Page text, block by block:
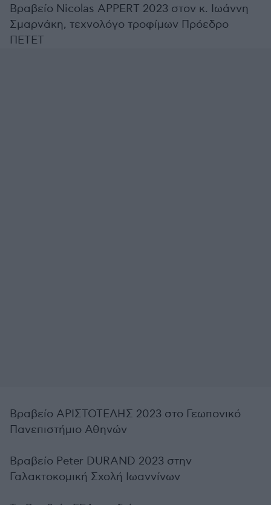
Βραβείο Nicolas APPERT 2023 στον κ. Ιωάννη
Σμαρνάκη, τεχνολόγο τροφίμων Πρόεδρο
ΠΕΤΕΤ
Βραβείο ΑΡΙΣΤΟΤΕΛΗΣ 2023 στο Γεωπονικό
Πανεπιστήμιο Αθηνών
Βραβείο Peter DURAND 2023 στην
Γαλακτοκομική Σχολή Ιωαννίνων